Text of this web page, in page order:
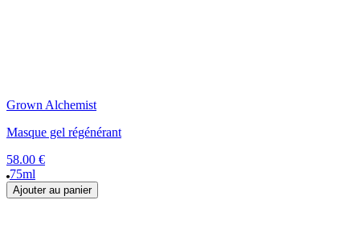
Grown Alchemist
Masque gel régénérant
58.00 €
75ml
Ajouter au panier